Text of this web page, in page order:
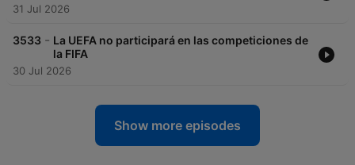
31 Jul 2026
3533 - La UEFA no participará en las competiciones de
la FIFA
30 Jul 2026
Show more episodes